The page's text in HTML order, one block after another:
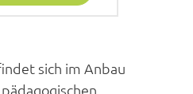
sich im Anbau